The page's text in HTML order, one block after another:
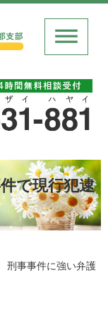
で現行犯逮
刑事事件に強い弁護